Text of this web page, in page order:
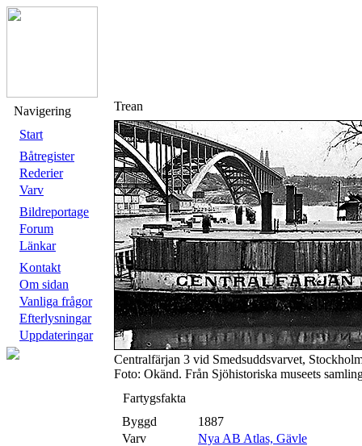
Navigering
Start
Båtregister
Rederier
Varv
Bildreportage
Forum
Länkar
Kontakt
Om sidan
Vanliga frågor
Efterlysningar
Uppdateringar
Trean
Centralfärjan 3 vid Smedsuddsvarvet,
Foto: Okänd. Från Sjöhistoriska museets
Fartygsfakta
Byggd
1887
Varv
Nya AB Atlas, Gävle